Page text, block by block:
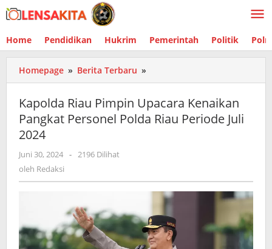
Lewati
ke
Home Pendidikan Hukrim Pemerintah Politik
Homepage » Berita Terbaru »
Riau
Upacara
Kenaikan
Periode
Kapolda Riau Pimpin Upacara Kenaikan
Pangkat Personel Polda Riau Periode Juli
2024
Juni 30, 2024 oleh
- 2196 Dilihat
oleh Redaksi